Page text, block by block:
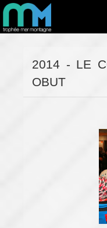
2014 - LE
OBUT